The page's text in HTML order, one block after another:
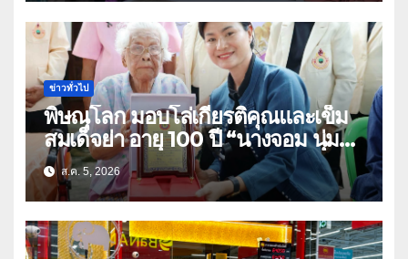
ข่าวทั่วไป
พิษณุโลก มอบโล่เกียรติคุณและเข็ม
สมเด็จย่า อายุ 100 ปี “นางจอม นุ่ม
เนตร” ตำบลบ้านกร่าง อำเภอเมือง
ส.ค. 5, 2026